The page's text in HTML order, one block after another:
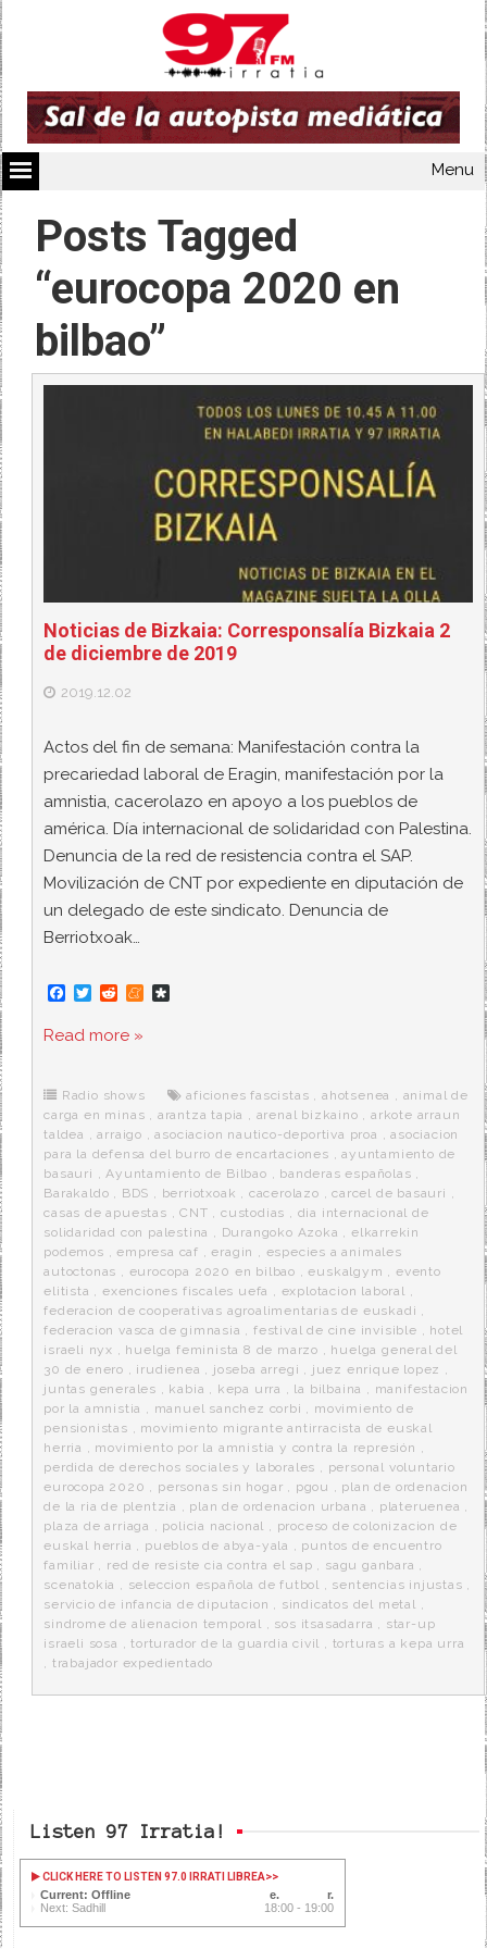
Menu
Posts Tagged
“eurocopa 2020 en
bilbao”
Noticias de Bizkaia: Corresponsalía Bizkaia 2
de diciembre de 2019
2019.12.02
Actos del fin de semana: Manifestación contra la
precariedad laboral de Eragin, manifestación por la
amnistia, cacerolazo en apoyo a los pueblos de
américa. Día internacional de solidaridad con Palestina.
Denuncia de la red de resistencia contra el SAP.
Movilización de CNT por expediente en diputación de
un delegado de este sindicato. Denuncia de
Berriotxoak…
F
c
e
o
k
T
i
t
r
R
d
d
M
e
r
a
Read more »
Radio shows aficiones fascistas , ahotsenea , animal de
carga en minas , arantza tapia , arenal bizkaino ,arkote arraun
taldea ,arraigo ,asociacion nautico-deportiva proa ,asociacion
para la defensa del burro de encartaciones ,ayuntamiento de
basauri ,Ayuntamiento de Bilbao , banderas españolas ,
Barakaldo , BDS , berriotxoak , cacerolazo ,carcel de basauri ,
casas de apuestas ,CNT ,custodias , dia internacional de
solidaridad con palestina , Durangoko Azoka ,elkarrekin
podemos ,empresa caf ,eragin , especies a animales
autoctonas , eurocopa 2020 en bilbao ,euskalgym ,evento
elitista ,exenciones fiscales uefa , explotacion laboral ,
federacion de cooperativas agroalimentarias de euskadi ,
federacion vasca de gimnasia ,festival de cine invisible , hotel
israeli nyx , huelga feminista 8 de marzo , huelga general del
30 de enero , irudienea , joseba arregi , juez enrique lopez ,
juntas generales , kabia , kepa urra , la bilbaina , manifestacion
por la amnistia , manuel sanchez corbi , movimiento de
pensionistas , movimiento migrante antirracista de euskal
herria , movimiento por la amnistia y contra la represión ,
perdida de derechos sociales y laborales , personal voluntario
eurocopa 2020 , personas sin hogar , pgou , plan de ordenacion
de la ria de plentzia , plan de ordenacion urbana , plateruenea ,
plaza de arriaga , policia nacional , proceso de colonizacion de
euskal herria , pueblos de abya-yala , puntos de encuentro
familiar , red de resiste cia contra el sap , sagu ganbara ,
scenatokia , seleccion española de futbol , sentencias injustas ,
servicio de infancia de diputacion , sindicatos del metal ,
sindrome de alienacion temporal , sos itsasadarra , star-up
israeli sosa ,torturador de la guardia civil , torturas a kepa urra
, trabajador expedientado
Listen 97 Irratia!
CLICK HERE TO LISTEN 97.0 IRRATI LIBREA>>
Current: Offline
Next: Sadhill
18:00 - 19:00